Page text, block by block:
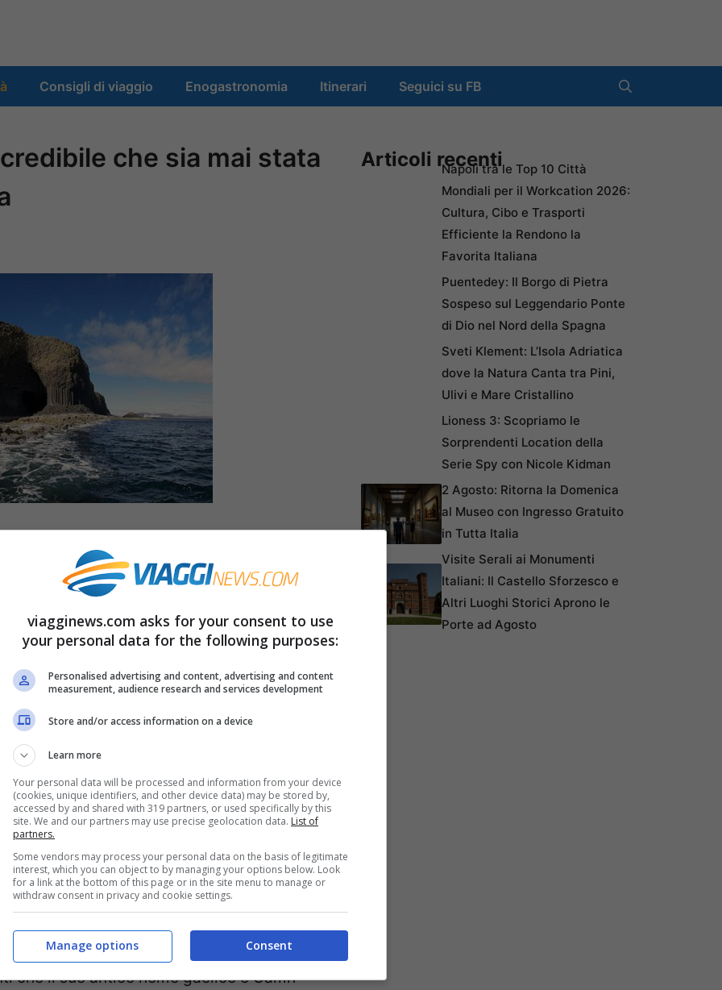
Consigli di viaggio Enogastronomia Itinerari Seguici su FB
che sia mai stata
i castelli e magnifici paesaggi circostanti,
mostro leggendario, ora avete un’altra
di Fingal . Una grotta in grado di
più corretto dire secoli) l’hanno
sicuramente i Pink Floyd
Felix Mendelssohn, William Turner, John
Brahms e molti altri.
Grotta di Fingal a prima vista potrebbe
perfettamente esagonali
frutto del genio di un Leonardo o di un
da un’antica colata lavica poi
forma. Le onde che risuonano all’interno
che il suo antico nome gaelico è Uamh-
Articoli recentiNapoli tra le Top 10 Città
Mondiali per il Workcation 2026:
Cultura, Cibo e Trasporti
Efficiente la Rendono la
Favorita Italiana
Puentedey: Il Borgo di Pietra
Sospeso sul Leggendario Ponte
di Dio nel Nord della Spagna
Sveti Klement: L’Isola Adriatica
dove la Natura Canta tra Pini,
Ulivi e Mare Cristallino
Lioness 3: Scopriamo le
Sorprendenti Location della
Serie Spy con Nicole Kidman
2 Agosto: Ritorna la Domenica
al Museo con Ingresso Gratuito
in Tutta Italia
Visite Serali ai Monumenti
Italiani: Il Castello Sforzesco e
Altri Luoghi Storici Aprono le
Porte ad Agosto
viagginews.com asks for your consent to use
your personal data for the following purposes:
Personalised advertising and content, advertising and content
measurement, audience research and services development
Store and/or access information on a device
Learn more
Your personal data will be processed and information from your device
(cookies, unique identifiers, and other device data) may be stored by,
accessed by and shared with 319 partners, or used specifically by this
site. We and our partners may use precise geolocation data. List of
partners.
Some vendors may process your personal data on the basis of legitimate
interest, which you can object to by managing your options below. Look
for a link at the bottom of this page or in the site menu to manage or
withdraw consent in privacy and cookie settings.
Consent
Manage options